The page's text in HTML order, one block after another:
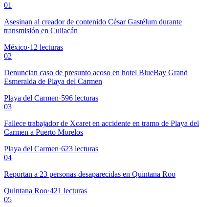
01
Asesinan al creador de contenido César Gastélum durante
transmisión en Culiacán
México·12 lecturas
02
Denuncian caso de presunto acoso en hotel BlueBay Grand
Esmeralda de Playa del Carmen
Playa del Carmen·596 lecturas
03
Fallece trabajador de Xcaret en accidente en tramo de Playa del
Carmen a Puerto Morelos
Playa del Carmen·623 lecturas
04
Reportan a 23 personas desaparecidas en Quintana Roo
Quintana Roo·421 lecturas
05